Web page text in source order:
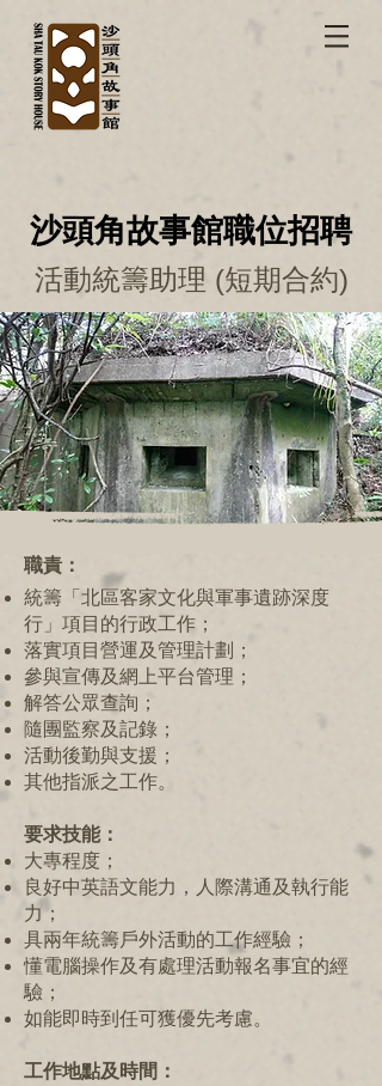
沙頭角故事館職位招聘
活動統籌助理 (短期合約)
職責：
統籌「北區客家文化與軍事遺跡深度
行」項目的行政工作；
落實項目營運及管理計劃；
參與宣傳及網上平台管理；
解答公眾查詢；
隨團監察及記錄；
活動後勤與支援；
其他指派之工作。
要求技能：
大專程度；
良好中英語文能力，人際溝通及執行能
力；
具兩年統籌戶外活動的工作經驗；
懂電腦操作及有處理活動報名事宜的經
驗；
如能即時到任可獲優先考慮。
工作地點及時間：